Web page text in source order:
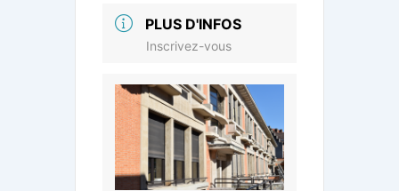
PLUS D'INFOS
Inscrivez-vous